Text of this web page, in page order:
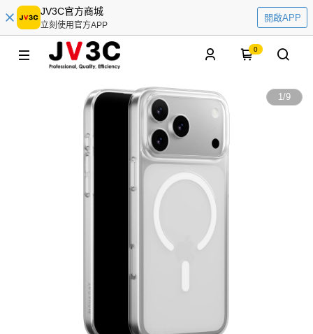
JV3C官方商城
立刻使用官方APP
開啟APP
0
1/9